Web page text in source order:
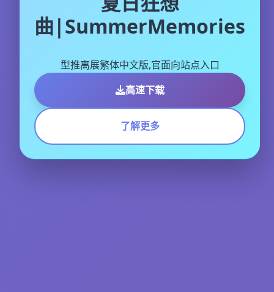
曲|SummerMemories
型推离展繁体中文版,官面向站点入口
高速下载
了解更多